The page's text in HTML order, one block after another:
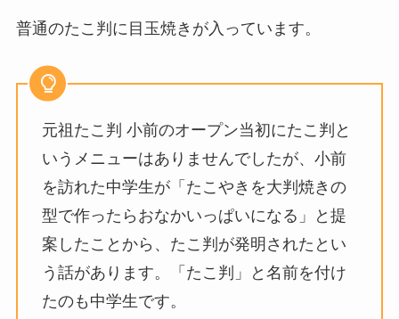
普通のたこ判に目玉焼きが入っています。
元祖たこ判 小前のオープン当初にたこ判と
いうメニューはありませんでしたが、小前
を訪れた中学生が「たこやきを大判焼きの
型で作ったらおなかいっぱいになる」と提
案したことから、たこ判が発明されたとい
う話があります。「たこ判」と名前を付け
たのも中学生です。